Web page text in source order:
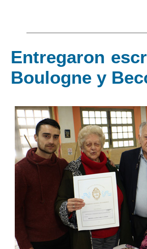
Entregaron
Boulogne y